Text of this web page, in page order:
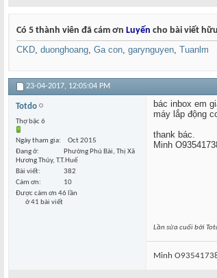
Có 5 thành viên đã cám ơn Luyến cho bài viết
CKD, duonghoang, Ga con, garynguyen, Tuanlm
23-04-2017, 12:05:04 PM
Totdo
Thợ bậc 6
Ngày tham gia
Oct 2015
Đang ở
Phường Phú Bài, Thị Xã
Hương Thủy, T.T.Huế
Bài viết
382
Cám ơn
10
Được cám ơn 46 lần
ở 41 bài viết
bác inbox em
máy lắp động
thank bác.
Minh
Lần sửa cuối bởi
Minh